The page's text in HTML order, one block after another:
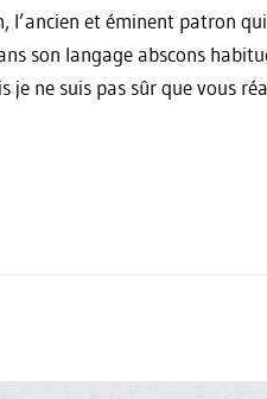
l’ancien et éminent patron
son langage abscons
je ne suis pas sûr que vous